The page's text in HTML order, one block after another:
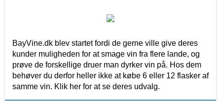
BayVine.dk blev startet fordi de gerne ville give deres
kunder muligheden for at smage vin fra flere lande, og
prøve de forskellige druer man dyrker vin på. Hos dem
behøver du derfor heller ikke at købe 6 eller 12 flasker af
samme vin. Klik her for at se deres udvalg.